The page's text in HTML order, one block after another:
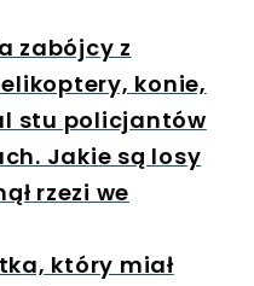
zabójcy z
konie,
stu policjantów
Jakie są losy
rzezi we
który miał